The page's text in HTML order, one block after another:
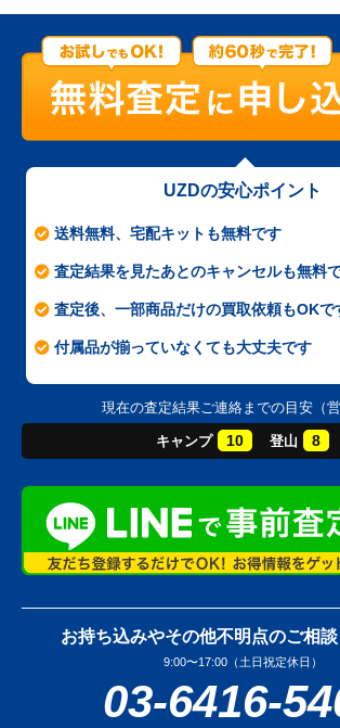
UZDの安心ポイント
送料無料、宅配キットも無料です
査定結果を見たあとのキャンセルも無料
査定後、一部商品だけの買取依頼もOKで
付属品が揃っていなくても大丈夫です
現在の査定結果ご連絡までの目安（営
キャンプ 10 登山 8
お持ち込みやその他不明点のご相談
9:00〜17:00（土日祝定休日）
03-6416-